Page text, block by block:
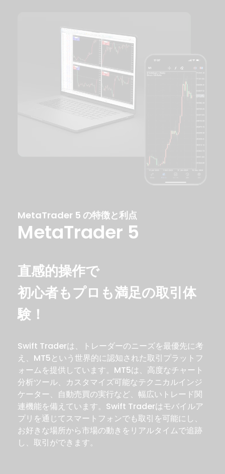
MetaTrader 5 の特徴と利点
MetaTrader 5
直感的操作で
初⼼者もプロも満⾜の取引体
験！
Swift Traderは、トレーダーのニーズを最優先に考
え、MT5という世界的に認知された取引プラットフ
ォームを提供しています。MT5は、高度なチャート
分析ツール、カスタマイズ可能なテクニカルインジ
ケーター、自動売買の実行など、幅広いトレード関
連機能を備えています。Swift Traderはモバイルア
プリを通じてスマートフォンでも取引を可能にし、
お好きな場所から市場の動きをリアルタイムで追跡
し、取引ができます。